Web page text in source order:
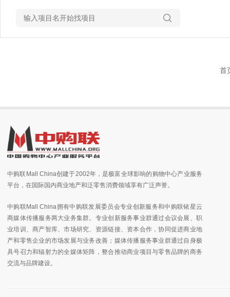
首
中购联Mall China创建于2002年，是极富全球影响的购物中心产业服务
平台，在国际国内商业地产和泛零售消费领域享有广泛声誉。
中购联Mall China拥有中购联发展委员会专业创新服务和中购联铱星云
商媒体传播服务两大业务集群。专业创新服务事业群通过会议会展、职
业培训、商产智库、市场研究、资源链接、资本合作，协同促进商业地
产和零售企业的市场发展与业务改善；媒体传播服务事业群通过自身极
具号召力和辐射力的全媒体矩阵，整合推动商业项目与零售品牌的商务
交流与品牌建设。